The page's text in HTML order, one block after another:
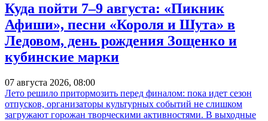
Куда пойти 7–9 августа: «Пикник
Афиши», песни «Короля и Шута» в
Ледовом, день рождения Зощенко и
кубинские марки
07 августа 2026, 08:00
Лето решило притормозить перед финалом: пока идет сезон
отпусков, организаторы культурных событий не слишком
загружают горожан творческими активностями. В выходные